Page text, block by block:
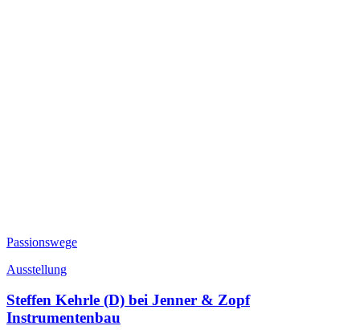
Passionswege
Ausstellung
Steffen Kehrle (D) bei Jenner & Zopf
Instrumentenbau